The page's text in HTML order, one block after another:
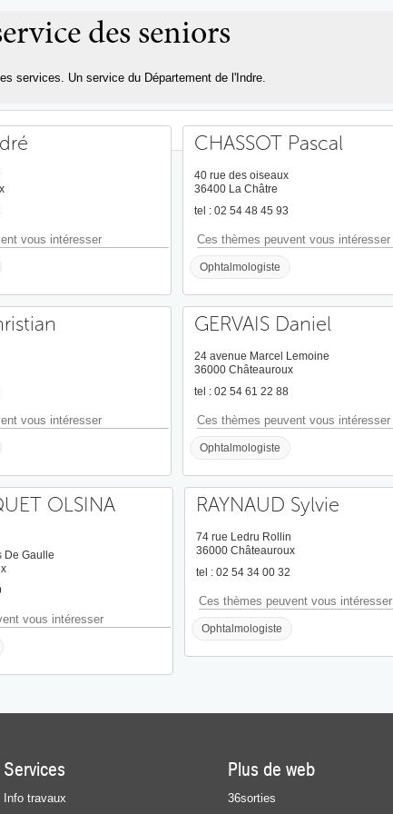
contenu
principal
des seniors
services. Un service du Département de l'Indre.
vous intéresser
CHASSOT Pascal
40 rue des oiseaux
36400 La Châtre
tel : 02 54 48 45 93
Ces thèmes peuvent vous intéresser
Ophtalmologiste
vous intéresser
GERVAIS Daniel
24 avenue Marcel Lemoine
36000 Châteauroux
tel : 02 54 61 22 88
Ces thèmes peuvent vous intéresser
Ophtalmologiste
OLSINA
De Gaulle
vous intéresser
RAYNAUD Sylvie
74 rue Ledru Rollin
36000 Châteauroux
tel : 02 54 34 00 32
Ces thèmes peuvent vous intéresser
Ophtalmologiste
Services
Info travaux
Plus de web
36sorties